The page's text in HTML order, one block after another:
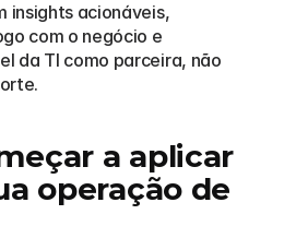
insights acionáveis,
com o negócio e
da TI como parceira, não
a aplicar
operação de